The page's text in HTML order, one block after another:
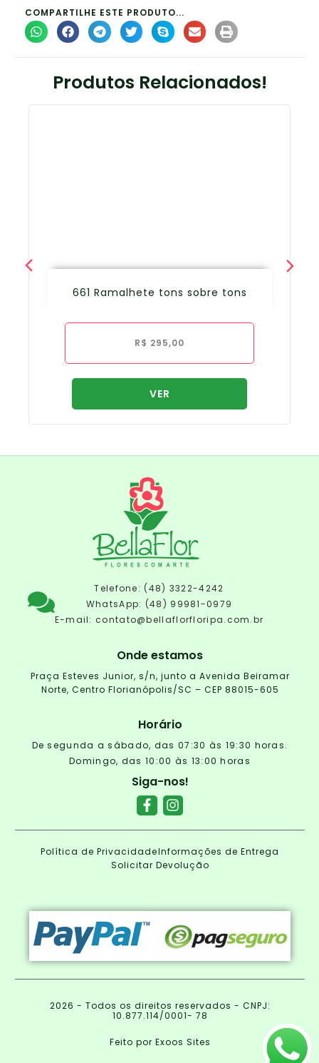
COMPARTILHE ESTE PRODUTO...
Produtos Relacionados!
661 Ramalhete tons sobre tons
R$ 295,00
VER
Telefone: (48) 3322-4242
WhatsApp: (48) 99981-0979
E-mail:contato@bellaflorfloripa.com.br
Onde estamos
Praça Esteves Junior, s/n, junto a Avenida Beiramar
Norte, Centro Florianópolis/SC – CEP 88015-605
Horário
De segunda a sábado, das 07:30 às 19:30 horas.
Domingo, das 10:00 às 13:00 horas
Siga-nos!
Política de PrivacidadeInformações de Entrega
Solicitar Devolução
2026 - Todos os direitos reservados - CNPJ:
10.877.114/0001- 78
Feito por Exoos Sites